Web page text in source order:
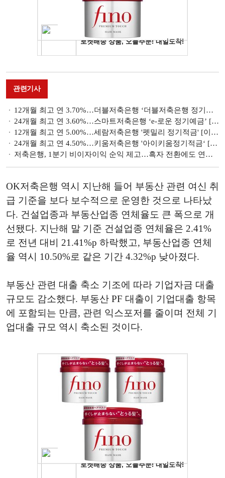
관련기사
12개월 최고 연 3.70%…더블저축은행 ‘더블저축은행 정기예금(인터넷뱅킹·스마트뱅킹)’[이주의 저축은행 예금금리-6월 1주]
24개월 최고 연 3.60%…스마트저축은행 ‘e-로운 정기예금’ [이주의 저축은행 예금금리-6월 1주]
12개월 최고 연 5.00%…세람저축은행 '펫밀리 정기적금' [이주의 저축은행 적금금리-6월 1주]
24개월 최고 연 4.50%…키움저축은행 '아이키움정기적금‘ [이주의 저축은행 적금금리-6월 1주]
저축은행, 1분기 비이자이익 순익 제고…흑자 전환에도 연체율은 상승세 [금융사 2026 1분기 실적]
OK저축은행 역시 지난해 들어 부동산 관련 여신 취
급 기준을 보다 보수적으로 운영한 것으로 나타났
다. 건설업종과 부동산업종 연체율도 큰 폭으로 개
선됐다. 지난해 말 기준 건설업종 연체율은 2.41%
로 전년 대비 21.41%p 하락했고, 부동산업종 연체
율 역시 10.50%로 같은 기간 4.32%p 낮아졌다.
부동산 관련 대출 축소 기조에 따라 기업자금 대출
규모도 감소했다. 부동산 PF 대출이 기업대출 항목
에 포함되는 만큼, 관련 익스포저를 줄이며 전체 기
업대출 규모 역시 축소된 것이다.